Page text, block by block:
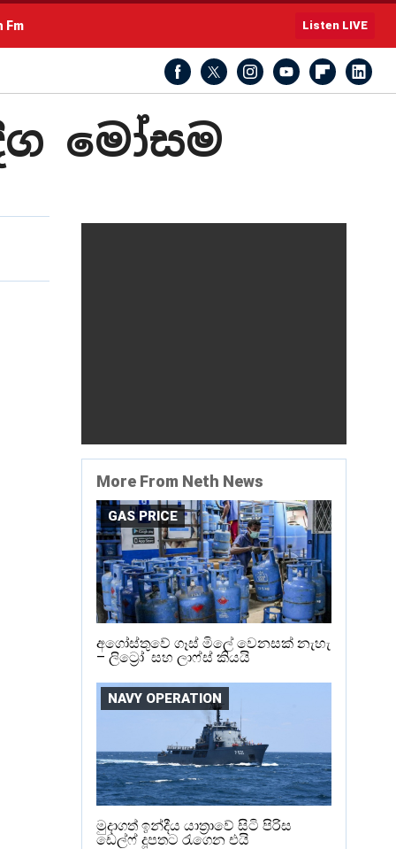
Fm Listen LIVE
මෝසම
More From Neth News
GAS PRICE
අගෝස්තුවේ ගෑස් මිලේ වෙනසක් නැහැ
– ලිට්‍රෝ සහ ලාෆ්ස් කියයි
NAVY OPERATION
මුදාගත් ඉන්දීය යාත්‍රාවේ සිටි පිරිස
ඩෙල්ෆ් දූපතට රැගෙන එයි